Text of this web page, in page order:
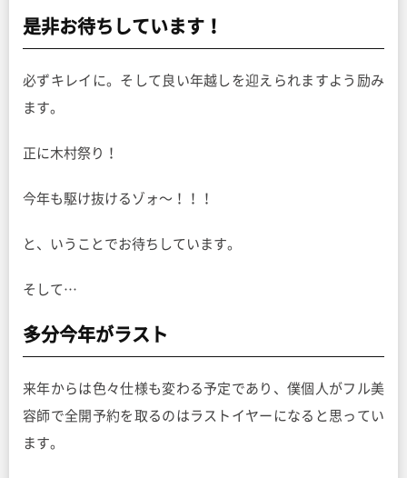
是非お待ちしています！
必ずキレイに。そして良い年越しを迎えられますよう励み
ます。
正に木村祭り！
今年も駆け抜けるゾォ〜！！！
と、いうことでお待ちしています。
そして…
多分今年がラスト
来年からは色々仕様も変わる予定であり、僕個人がフル美
容師で全開予約を取るのはラストイヤーになると思ってい
ます。